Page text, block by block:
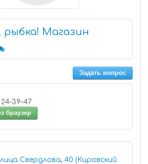
рыбка! Магазин
Задать вопрос
+7 (3952) 24-39-47
браузер
Свердлова, 40 (Кировский